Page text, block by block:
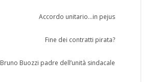
Accordo unitario…in pejus
Fine dei contratti pirata?
Bruno Buozzi padre dell’unità sindacale